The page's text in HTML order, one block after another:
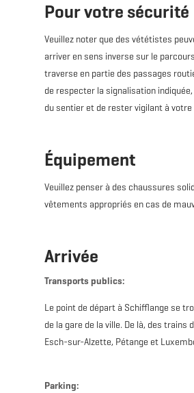
Pour votre sécurité
Veuillez noter que des vététistes
arriver en sens inverse sur le
traverse en partie des passages
de respecter la signalisation
du sentier et de rester vigilant à
Équipement
Veuillez penser à des chaussures
vêtements appropriés en cas de
Arrivée
Transports publics:
Le point de départ à Schifflange se
de la gare de la ville. De là, des trains
Esch-sur-Alzette, Pétange et
Parking: